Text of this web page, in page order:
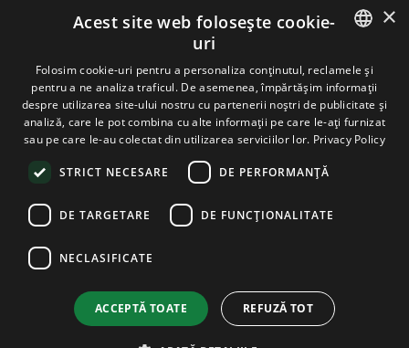
GĂZDUIRE
DOMENII & EMAIL
UNELTE & SECURITATE
COMPANIE
Terms and Conditions
ENGLISH
GERMAN
ROMANIAN
×
Acest site web folosește cookie-
uri
Folosim cookie-uri pentru a personaliza conținutul, reclamele și
pentru a ne analiza traficul. De asemenea, împărtășim informații
despre utilizarea site-ului nostru cu partenerii noștri de publicitate și
analiză, care le pot combina cu alte informații pe care le-ați furnizat
sau pe care le-au colectat din utilizarea serviciilor lor. Privacy Policy
STRICT NECESARE DE PERFORMANȚĂ
DE TARGETARE DE FUNCŢIONALITATE
NECLASIFICATE
ACCEPTĂ TOATE REFUZĂ TOT